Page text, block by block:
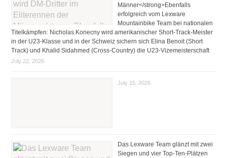
Männer</strong>Ebenfalls
erfolgreich vom Lexware
Mountainbike Team bei nationalen
Titelkämpfen: Nicholas Konecny wird amerikanischer Short-Track-Meister
in der U23-Klasse und in der Schweiz sichern sich Elina Benoit (Short
Track) und Khalid Sidahmed (Cross-Country) die U23-Vizemeisterschaft
July 22, 2026
July 15, 2026
Das Lexware Team glänzt mit zwei
Siegen und vier Top-Ten-Plätzen